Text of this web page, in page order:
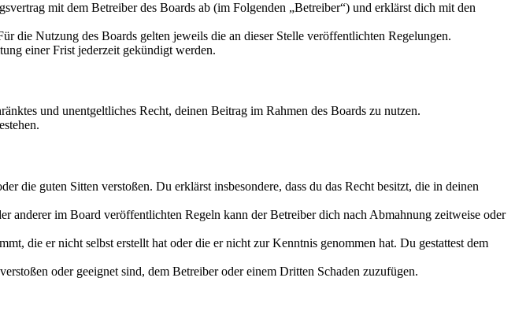
mit dem Betreiber des Boards ab (im Folgenden „Betreiber“) und erklärst dich mit den
die Nutzung des Boards gelten jeweils die an dieser Stelle veröffentlichten Regelungen.
einer Frist jederzeit gekündigt werden.
und unentgeltliches Recht, deinen Beitrag im Rahmen des Boards zu nutzen.
die guten Sitten verstoßen. Du erklärst insbesondere, dass du das Recht besitzt, die in deinen
anderer im Board veröffentlichten Regeln kann der Betreiber dich nach Abmahnung zeitweise oder
die er nicht selbst erstellt hat oder die er nicht zur Kenntnis genommen hat. Du gestattest dem
oder geeignet sind, dem Betreiber oder einem Dritten Schaden zuzufügen.